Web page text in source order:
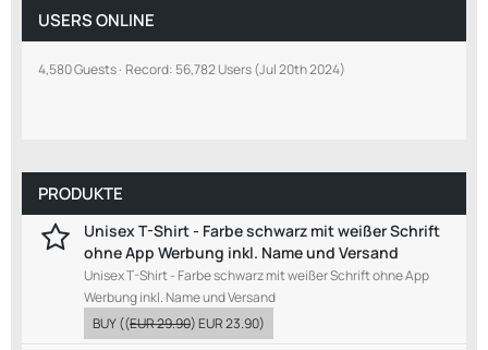
USERS ONLINE
4,580 Guests Record: 56,782 Users (Jul 20th 2024)
PRODUKTE
Unisex T-Shirt - Farbe schwarz mit weißer Schrift
ohne App Werbung inkl. Name und Versand
Unisex T-Shirt - Farbe schwarz mit weißer Schrift ohne App
Werbung inkl. Name und Versand
BUY((EUR 29.90)EUR 23.90)